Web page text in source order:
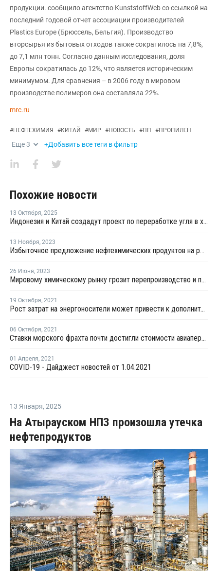
продукции. сообщило агентство KunststoffWeb со ссылкой на
последний годовой отчет ассоциации производителей
Plastics Europe (Брюссель, Бельгия). Производство
вторсырья из бытовых отходов также сократилось на 7,8%,
до 7,1 млн тонн. Согласно данным исследования, доля
Европы сократилась до 12%, что является историческим
минимумом. Для сравнения – в 2006 году в мировом
производстве полимеров она составляла 22%.
mrc.ru
#НЕФТЕХИМИЯ #КИТАЙ #МИР #НОВОСТЬ #ПП #ПРОПИЛЕН
Еще3 +Добавить все теги в фильтр
Похожие новости
13 Октября, 2025
Индонезия и Китай создадут проект по переработке угля в химикаты
13 Ноября, 2023
Избыточное предложение нефтехимических продуктов на рынке продолжается - APLA 23
26 Июня, 2023
Мировому химическому рынку грозит перепроизводство и падение спроса
19 Октября, 2021
Рост затрат на энергоносители может привести к дополнительным повышениям цен на ПП и ПЭ
06 Октября, 2021
Ставки морского фрахта почти достигли стоимости авиаперевозок
01 Апреля, 2021
COVID-19 - Дайджест новостей от 1.04.2021
13 Января, 2025
На Атырауском НПЗ произошла утечка
нефтепродуктов